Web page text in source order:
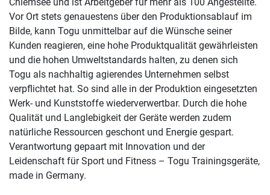
Vor Ort stets genauestens über den Produktionsablauf im
Bilde, kann Togu unmittelbar auf die Wünsche seiner
Kunden reagieren, eine hohe Produktqualität gewährleisten
und die hohen Umweltstandards halten, zu denen sich
Togu als nachhaltig agierendes Unternehmen selbst
verpflichtet hat. So sind alle in der Produktion eingesetzten
Werk- und Kunststoffe wiederverwertbar. Durch die hohe
Qualität und Langlebigkeit der Geräte werden zudem
natürliche Ressourcen geschont und Energie gespart.
Verantwortung gepaart mit Innovation und der
Leidenschaft für Sport und Fitness – Togu Trainingsgeräte,
made in Germany.